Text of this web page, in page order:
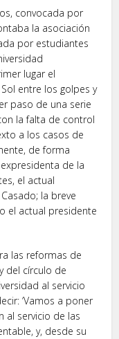
convocada por
la asociación
por estudiantes
lugar el
entre los golpes y
paso de una serie
la falta de control
a los casos de
de forma
de la
el actual
la breve
el actual presidente
las reformas de
del círculo de
al servicio
‘Vamos a poner
al servicio de las
y, desde su